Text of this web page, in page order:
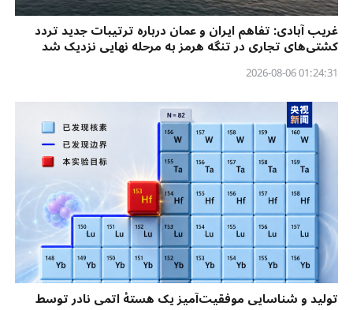
غریب آبادی: تفاهم ایران و عمان درباره ترتیبات جدید تردد
کشتی‌های تجاری در تنگه هرمز به مرحله نهایی نزدیک شد
01:24:31 2026-08-06
تولید و شناسایی موفقیت‌آمیز یک هستهٔ اتمی نادر توسط